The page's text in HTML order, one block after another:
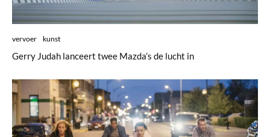
vervoer kunst
Gerry Judah lanceert twee Mazda’s de lucht in